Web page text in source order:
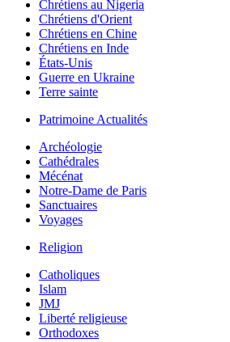
Chrétiens au Nigeria
Chrétiens d'Orient
Chrétiens en Chine
Chrétiens en Inde
États-Unis
Guerre en Ukraine
Terre sainte
Patrimoine Actualités
Archéologie
Cathédrales
Mécénat
Notre-Dame de Paris
Sanctuaires
Voyages
Religion
Catholiques
Islam
JMJ
Liberté religieuse
Orthodoxes